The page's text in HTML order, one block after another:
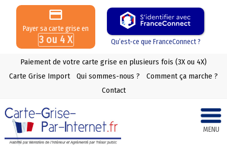
Payer sa carte grise en
3 ou 4 X Qu’est-ce que FranceConnect ?
Paiement de votre carte grise en plusieurs fois (3X ou 4X)
Carte Grise Import
Qui sommes-nous ?
Comment ça marche ?
Contact
MENU